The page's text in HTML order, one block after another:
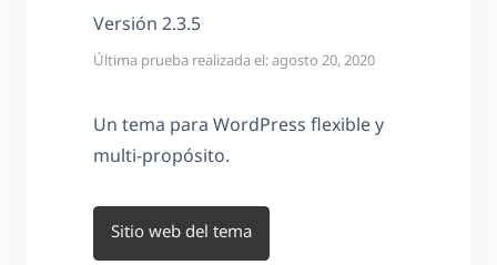
Versión 2.3.5
Última prueba realizada el: agosto 20, 2020
Un tema para WordPress flexible y
multi-propósito.
Sitio web del tema